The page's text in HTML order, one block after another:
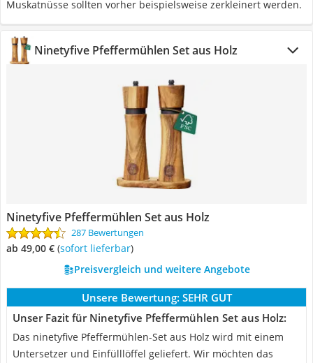
Muskatnüsse sollten vorher beispielsweise zerkleinert werden.
Ninetyfive Pfeffermühlen Set aus Holz
Ninetyfive Pfeffermühlen Set aus Holz
287 Bewertungen
ab 49,00 € ( Sofort lieferbar)
Preisvergleich und weitere Angebote
Unsere Bewertung: SEHR GUT
Unser Fazit für Ninetyfive Pfeffermühlen Set aus Holz:
Das ninetyfive Pfeffermühlen-Set aus Holz wird mit einem
Untersetzer und Einfülllöffel geliefert. Wir möchten das